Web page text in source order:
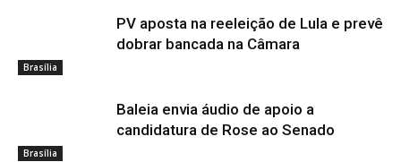
Brasília
PV aposta na reeleição de Lula e prevê
dobrar bancada na Câmara
Brasília
Baleia envia áudio de apoio a
candidatura de Rose ao Senado